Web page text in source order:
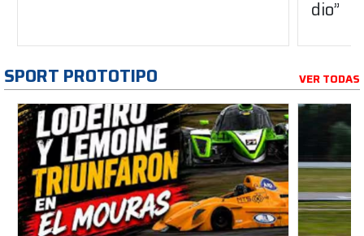
dio”
SPORT PROTOTIPO VER TODAS